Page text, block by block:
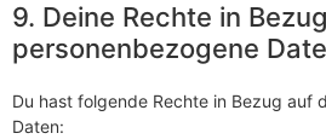
9. Deine Rechte in
personenbezogene
Du hast folgende Rechte in Bezug auf
Daten: